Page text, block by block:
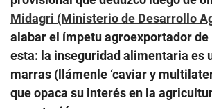
Midagri (Ministerio de Desarrollo
alabar el ímpetu agroexportador de
esta: la inseguridad alimentaria es
marras (llámenle ‘caviar y
que opaca su interés en la